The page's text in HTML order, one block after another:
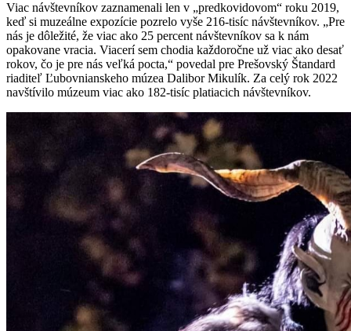
Viac návštevníkov zaznamenali len v „predkovidovom“ roku 2019,
keď si muzeálne expozície pozrelo vyše 216-tisíc návštevníkov. „Pre
nás je dôležité, že viac ako 25 percent návštevníkov sa k nám
opakovane vracia. Viacerí sem chodia každoročne už viac ako desať
rokov, čo je pre nás veľká pocta,“ povedal pre Prešovský Štandard
riaditeľ Ľubovnianskeho múzea Dalibor Mikulík. Za celý rok 2022
navštívilo múzeum viac ako 182-tisíc platiacich návštevníkov.